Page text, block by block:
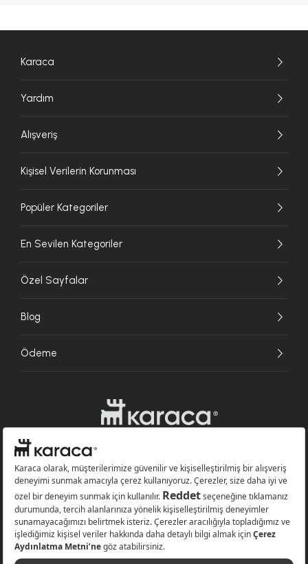
Karaca
Yardım
Alışveriş
Kişisel Verilerin Korunması
Popüler Kategoriler
En Sevilen Kategoriler
Özel Sayfalar
Blog
Ödeme
Websitesinde kullanılan bazı görseller yapay zekâ (AI) ile üretilmiştir.
Karaca.com © 2026 - Karaca Züccaciye A.Ş. Tüm hakları saklıdır.